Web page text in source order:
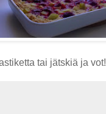
tai jätskiä ja vot!